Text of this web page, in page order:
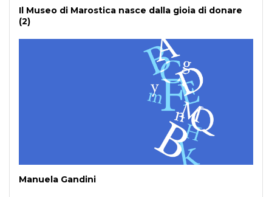
Il Museo di Marostica nasce dalla gioia di donare
(2)
Manuela Gandini